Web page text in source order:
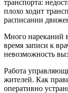
транспорта:
плохо ходит
расписании
Много нареканий
время записи к
невозможность
Работа
жителей. Как
оперативно